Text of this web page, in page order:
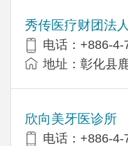
秀传医疗财团法
电话：+886-4-
地址：彰化县
欣向美牙医诊所
电话：+886-4-